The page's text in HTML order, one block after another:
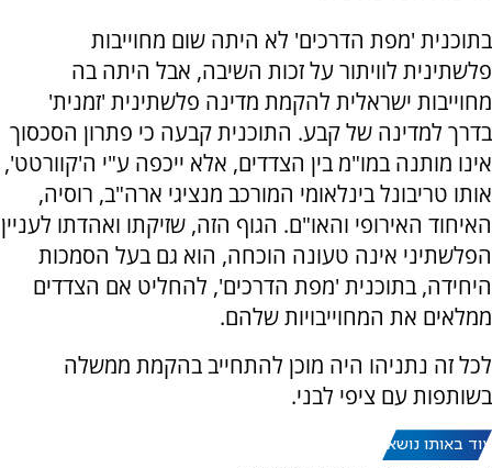
בתוכנית 'מפת הדרכים' לא היתה שום מחוייבות
פלשתינית לוויתור על זכות השיבה, אבל היתה בה
מחוייבות ישראלית להקמת מדינה פלשתינית 'זמנית'
בדרך למדינה של קבע. התוכנית קבעה כי פתרון הסכסוך
אינו מותנה במו"מ בין הצדדים, אלא ייכפה ע"י ה'קוורטט',
אותו טריבונל בינלאומי המורכב מנציגי ארה"ב, רוסיה,
האיחוד האירופי והאו"ם. הגוף הזה, שזיקתו ואהדתו לעניין
הפלשתיני אינה טעונה הוכחה, הוא גם בעל הסמכות
היחידה, בתוכנית 'מפת הדרכים', להחליט אם הצדדים
ממלאים את המחוייבויות שלהם.
לכל זה נתניהו היה מוכן להתחייב בהקמת ממשלה
בשותפות עם ציפי לבני.
עוד באותו נושא: